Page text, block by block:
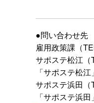
●問い合わせ先
雇用政策課（
サポステ松江（
「サポステ松
サポステ浜田（
「サポステ浜